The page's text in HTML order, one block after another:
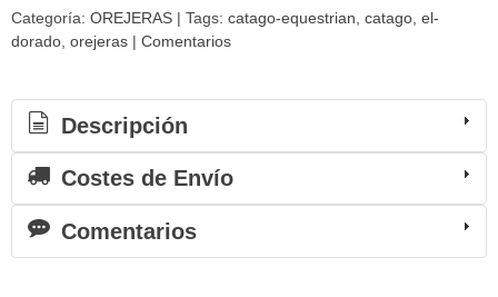
Categoría: OREJERAS | Tags: catago-equestrian catago el-
dorado orejeras | Comentarios
Descripción
Costes de Envío
Comentarios